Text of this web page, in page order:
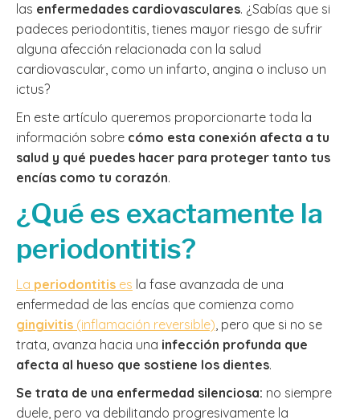
las enfermedades cardiovasculares. ¿Sabías que si
padeces periodontitis, tienes mayor riesgo de sufrir
alguna afección relacionada con la salud
cardiovascular, como un infarto, angina o incluso un
ictus?
En este artículo queremos proporcionarte toda la
información sobre cómo esta conexión afecta a tu
salud y qué puedes hacer para proteger tanto tus
encías como tu corazón.
¿Qué es exactamente la
periodontitis?
La periodontitis es la fase avanzada de una
enfermedad de las encías que comienza como
gingivitis (inflamación reversible), pero que si no se
trata, avanza hacia una infección profunda que
afecta al hueso que sostiene los dientes.
Se trata de una enfermedad silenciosa: no siempre
duele, pero va debilitando progresivamente la